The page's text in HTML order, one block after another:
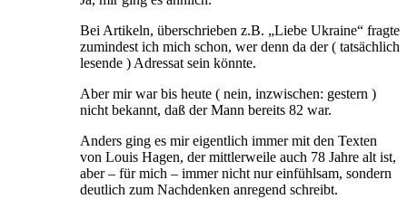
Bei Artikeln, überschrieben z.B. „Liebe Ukraine“ fragte
zumindest ich mich schon, wer denn da der ( tatsächlich
lesende ) Adressat sein könnte.
Aber mir war bis heute ( nein, inzwischen: gestern )
nicht bekannt, daß der Mann bereits 82 war.
Anders ging es mir eigentlich immer mit den Texten
von Louis Hagen, der mittlerweile auch 78 Jahre alt ist,
aber – für mich – immer nicht nur einfühlsam, sondern
deutlich zum Nachdenken anregend schreibt.